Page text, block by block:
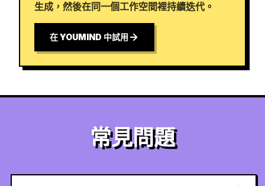
生成，然後在同一個工作空間裡持續迭代。
在 YOUMIND 中試用
常見問題